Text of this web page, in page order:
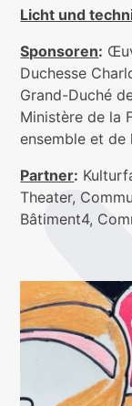
Licht und
Sponsoren:
Duchesse
Grand-Duché
Ministère de la
ensemble et de
Partner:
Theater,
Bâtiment4,